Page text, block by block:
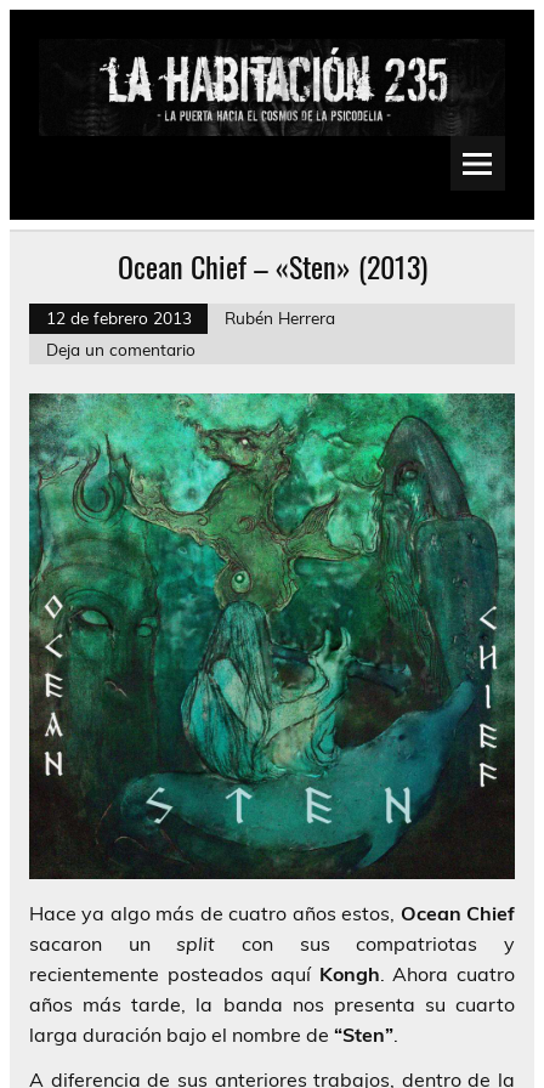
Saltar
Psychedelic, Stoner, Doom, Sludge, Fuzz, Space, Drone
Ocean Chief – «Sten» (2013)
12 de febrero 2013
Rubén Herrera
Deja un comentario
Hace ya algo más de cuatro años estos, Ocean Chief
sacaron unsplit con sus compatriotas y
recientemente posteados aquí Kongh. Ahora cuatro
años más tarde, la banda nos presenta su cuarto
larga duración bajo el nombre de “Sten”.
A diferencia de sus anteriores trabajos, dentro de la